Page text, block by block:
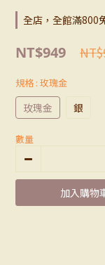
全店，全館滿800
NT$949
規格 : 玫瑰金
玫瑰金 銀
數量
加入購物